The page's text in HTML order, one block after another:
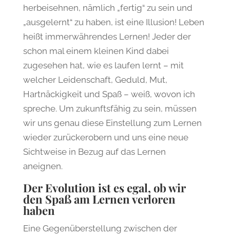
herbeisehnen, nämlich „fertig“ zu sein und
„ausgelernt“ zu haben, ist eine Illusion! Leben
heißt immerwährendes Lernen! Jeder der
schon mal einem kleinen Kind dabei
zugesehen hat, wie es laufen lernt – mit
welcher Leidenschaft, Geduld, Mut,
Hartnäckigkeit und Spaß – weiß, wovon ich
spreche. Um zukunftsfähig zu sein, müssen
wir uns genau diese Einstellung zum Lernen
wieder zurückerobern und uns eine neue
Sichtweise in Bezug auf das Lernen
aneignen.
Der Evolution ist es egal, ob wir
den Spaß am Lernen verloren
haben
Eine Gegenüberstellung zwischen der